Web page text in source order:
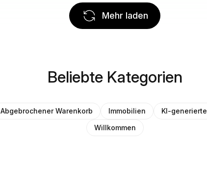
Mehr laden
Beliebte Kategorien
Abgebrochener Warenkorb Immobilien KI-generierte
Willkommen